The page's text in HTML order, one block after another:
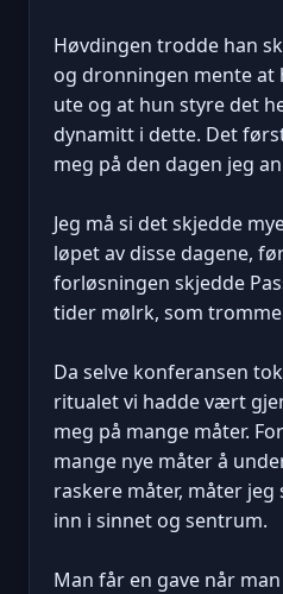
Høvdingen trodde han
og dronningen mente at
ute og at hun styre det
dynamitt i dette. Det
meg på den dagen jeg
Jeg må si det skjedde
løpet av disse dagene,
forløsningen skjedde
tider mølrk, som
Da selve konferansen
ritualet vi hadde vært
meg på mange måter.
mange nye måter å
raskere måter, måter
inn i sinnet og sentrum.
Man får en gave når